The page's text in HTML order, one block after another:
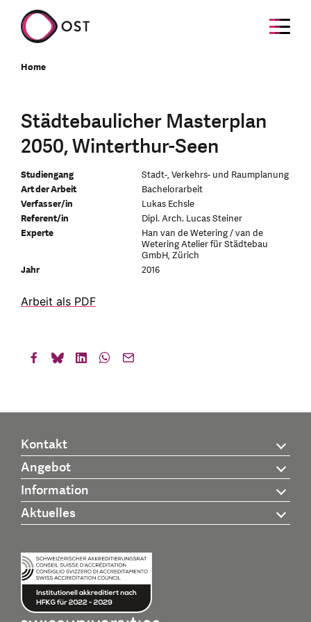
Home
Städtebaulicher Masterplan
2050, Winterthur-Seen
Studiengang
Stadt-, Verkehrs- und Raumplanung
Art der Arbeit
Bachelorarbeit
Verfasser/in
Lukas Echsle
Referent/in
Dipl. Arch. Lucas Steiner
Experte
Han van de Wetering / van de
Wetering Atelier für Städtebau
GmbH, Zürich
Jahr
2016
Arbeit als PDF
Kontakt
Angebot
Information
Aktuelles